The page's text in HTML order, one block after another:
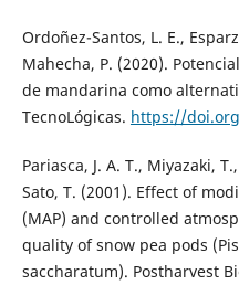
Ordoñez-Santos, L. E.,
Mahecha, P. (2020).
de mandarina como
TecnoLógicas. https://
Pariasca, J. A. T., Miyazaki,
Sato, T. (2001). Effect of
(MAP) and controlled
quality of snow pea pods
saccharatum). Postharvest